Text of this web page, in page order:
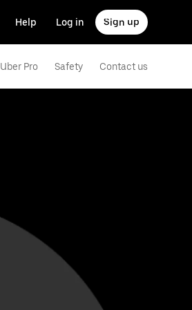
Help Log in Sign up
Uber Pro Safety Contact us